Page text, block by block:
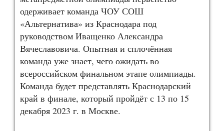
одерживает команда ЧОУ СОШ
«Альтернатива» из Краснодара под
руководством Иващенко Александра
Вячеславовича. Опытная и сплочённая
команда уже знает, чего ожидать во
всероссийском финальном этапе олимпиады.
Команда будет представлять Краснодарский
край в финале, который пройдёт с 13 по 15
декабря 2023 г. в Москве.